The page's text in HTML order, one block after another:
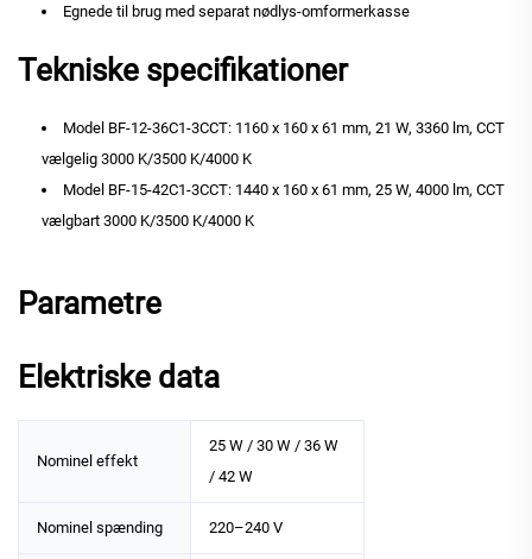
Egnede til brug med separat nødlys-omformerkasse
Tekniske specifikationer
Model BF-12-36C1-3CCT: 1160 x 160 x 61 mm, 21 W, 3360 lm, CCT
vælgelig 3000 K/3500 K/4000 K
Model BF-15-42C1-3CCT: 1440 x 160 x 61 mm, 25 W, 4000 lm, CCT
vælgbart 3000 K/3500 K/4000 K
Parametre
Elektriske data
Nominel effekt
25 W / 30 W / 36 W
/ 42 W
Nominel spænding 220–240 V